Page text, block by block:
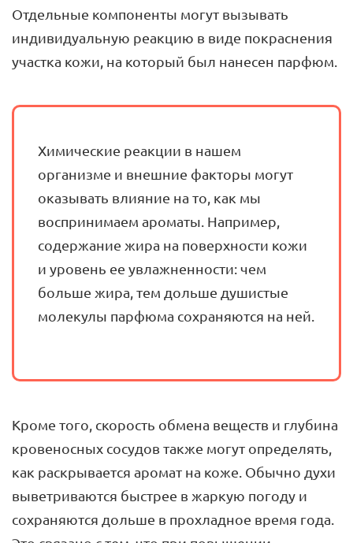
Отдельные компоненты могут вызывать
индивидуальную реакцию в виде покраснения
участка кожи, на который был нанесен парфюм.
Химические реакции в нашем
организме и внешние факторы могут
оказывать влияние на то, как мы
воспринимаем ароматы. Например,
содержание жира на поверхности кожи
и уровень ее увлажненности: чем
больше жира, тем дольше душистые
молекулы парфюма сохраняются на ней.
Кроме того, скорость обмена веществ и глубина
кровеносных сосудов также могут определять,
как раскрывается аромат на коже. Обычно духи
выветриваются быстрее в жаркую погоду и
сохраняются дольше в прохладное время года.